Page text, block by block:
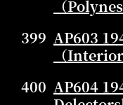
（
399 AP603
（
400 AP604